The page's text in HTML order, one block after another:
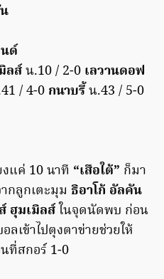
ด์
ลส์น.10 / 2-0 เลวานดอฟ
/ 4-0 กนาบรี้น.43 / 5-0
แค่ 10 นาที “เสือใต้” ก็มา
กลูกเตะมุม ธิอาโก้ อัลคัน
ฮุมเมิลส์ในจุดนัดพบ ก่อน
ลเข้าไปตุงตาข่ายช่วยให้
ที่สกอร์ 1-0